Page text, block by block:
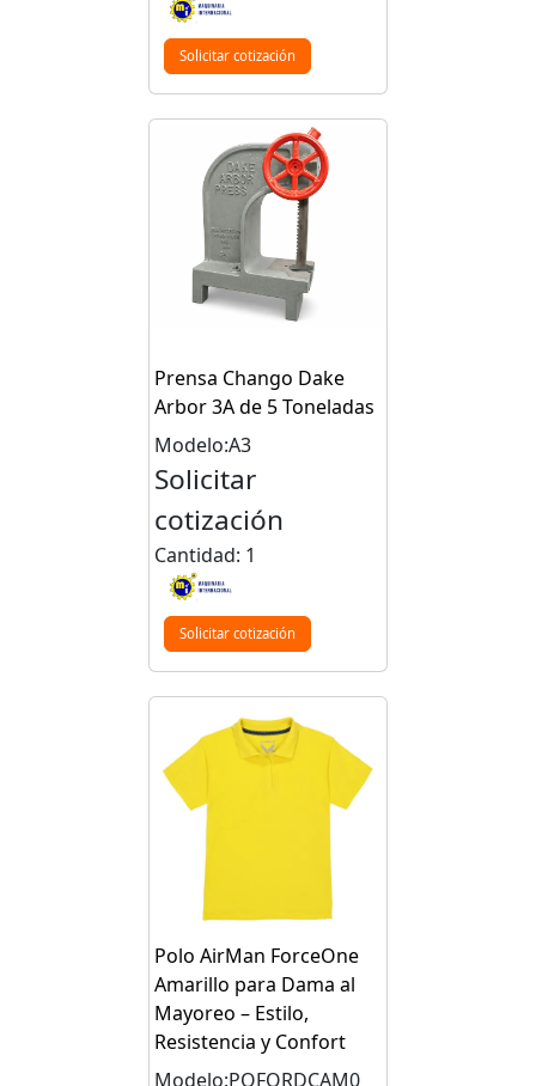
Solicitar cotización
Prensa Chango Dake
Arbor 3A de 5 Toneladas
Modelo:A3
Solicitar
cotización
Cantidad: 1
Solicitar cotización
Polo AirMan ForceOne
Amarillo para Dama al
Mayoreo – Estilo,
Resistencia y Confort
Modelo:POFORDCAM0